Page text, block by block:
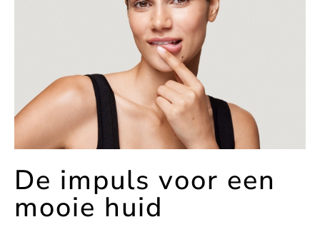
De impuls voor een
mooie huid